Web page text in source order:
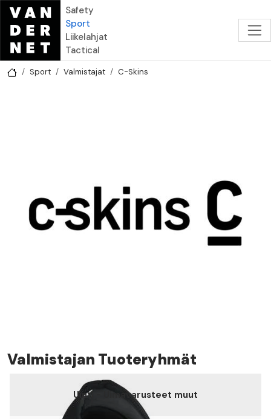
Hyppää pääsisältöön
Safety
Sport
Liikelahjat
Tactical
Sport Valmistajat C-Skins
Valmistajan Tuoteryhmät
Uinti - Uimavarusteet muut